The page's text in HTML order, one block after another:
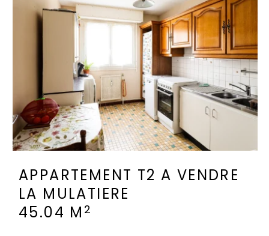
APPARTEMENT T2 A VENDRE
LA MULATIERE
45.04 M 2